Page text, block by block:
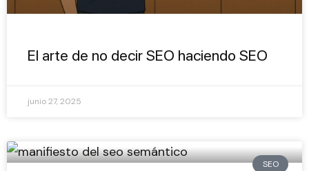
El arte de no decir SEO haciendo SEO
junio 27, 2025
SEO